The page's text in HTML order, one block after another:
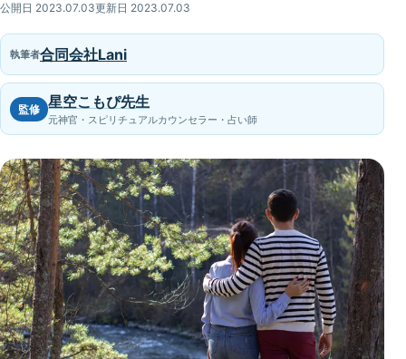
公開日 2023.07.03更新日 2023.07.03
執筆者合同会社Lani
監修 星空こもぴ先生
元神官・スピリチュアルカウンセラー・占い師